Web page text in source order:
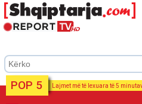
POP 5 Lajmet më të lexuara të 5